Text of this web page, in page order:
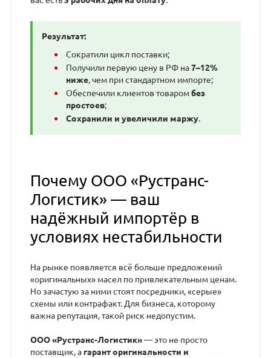
Результат:
Сократили цикл поставки;
Получили первую цену в РФ на7–12%
ниже, чем при стандартном импорте;
Обеспечили клиентов товаромбез
простоев;
Сохранили и увеличили маржу.
Почему ООО «Рустранс-
Логистик» — ваш
надёжный импортёр в
условиях нестабильности
На рынке появляется всё больше предложений
«оригинальных» масел по привлекательным ценам.
Но зачастую за ними стоят посредники, «серые»
схемы или контрафакт. Для бизнеса, которому
важна репутация, такой риск недопустим.
ООО «Рустранс-Логистик»— это не просто
поставщик, а гарант оригинальности и